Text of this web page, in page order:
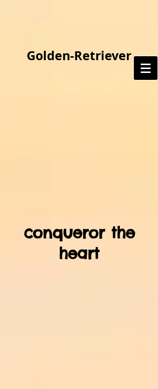
Golden-Retriever
conqueror the
heart